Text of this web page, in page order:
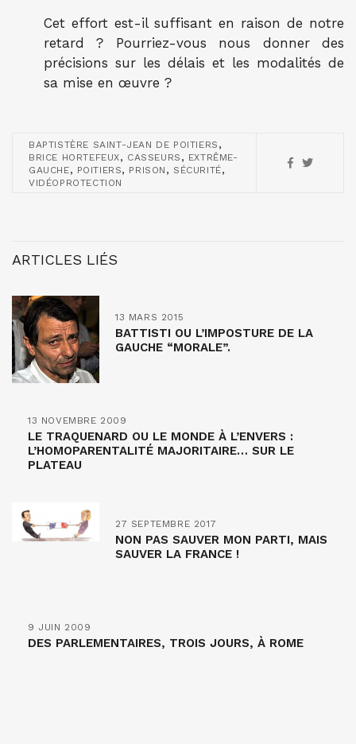
Cet effort est-il suffisant en raison de notre
retard ? Pourriez-vous nous donner des
précisions sur les délais et les modalités de
sa mise en œuvre ?
BAPTISTÈRE SAINT-JEAN DE POITIERS ,
BRICE HORTEFEUX, CASSEURS , EXTRÊME-
GAUCHE, POITIERS, PRISON , SÉCURITÉ,
VIDÉOPROTECTION
ARTICLES LIÉS
13 MARS 2015
BATTISTI OU L’IMPOSTURE DE LA
GAUCHE “MORALE”.
13 NOVEMBRE 2009
LE TRAQUENARD OU LE MONDE À L’ENVERS :
L’HOMOPARENTALITÉ MAJORITAIRE… SUR LE
PLATEAU
27 SEPTEMBRE 2017
NON PAS SAUVER MON PARTI, MAIS
SAUVER LA FRANCE !
9 JUIN 2009
DES PARLEMENTAIRES, TROIS JOURS, À ROME